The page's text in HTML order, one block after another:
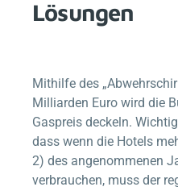
Lösungen
Mithilfe des
Milliarden Euro wird die
Gaspreis deckeln.
dass wenn die Hotels
2) des angenommenen
verbrauchen, muss der